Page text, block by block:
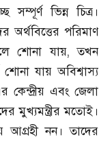
সম্পূর্ণ ভিন্ন চিত্র।
অর্থবিত্তের পরিমাণ
শোনা যায়,তখন
শোনা যায় অবিশ্বাস্য
কেন্দ্রীয় এবং জেলা
মুখ্যমন্ত্রীর মতোই।
আগ্রহী নন। তাদের